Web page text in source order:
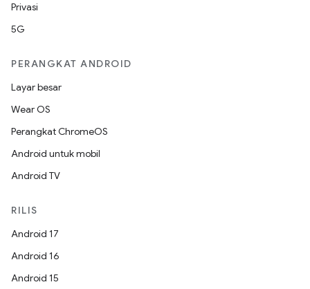
Privasi
5G
PERANGKAT ANDROID
Layar besar
Wear OS
Perangkat ChromeOS
Android untuk mobil
Android TV
RILIS
Android 17
Android 16
Android 15